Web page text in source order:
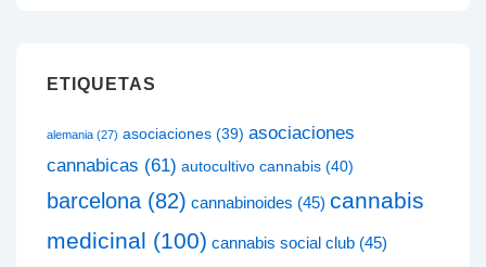
ETIQUETAS
alemania (27) asociaciones (39) asociaciones
cannabicas (61) autocultivo cannabis (40)
barcelona (82) cannabinoides (45) cannabis
medicinal (100) cannabis social club (45)